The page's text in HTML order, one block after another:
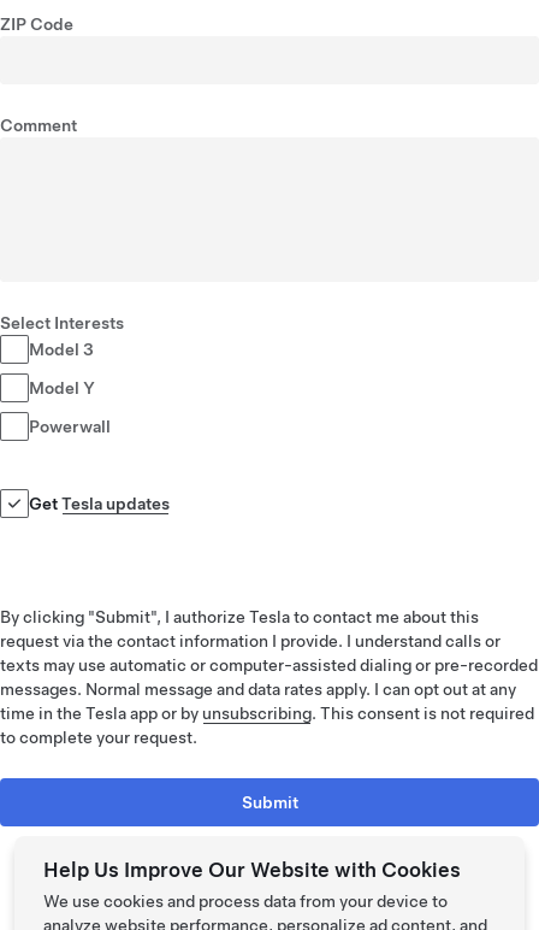
ZIP Code
Comment
Select Interests
Model 3
Model Y
Powerwall
GetTesla updates
By clicking "Submit", I authorize Tesla to contact me about this
request via the contact information I provide. I understand calls or
texts may use automatic or computer-assisted dialing or pre-recorded
messages. Normal message and data rates apply. I can opt out at any
time in the Tesla app or by unsubscribing. This consent is not required
to complete your request.
Submit
Help Us Improve Our Website with Cookies
We use cookies and process data from your device to
analyze website performance, personalize ad content, and